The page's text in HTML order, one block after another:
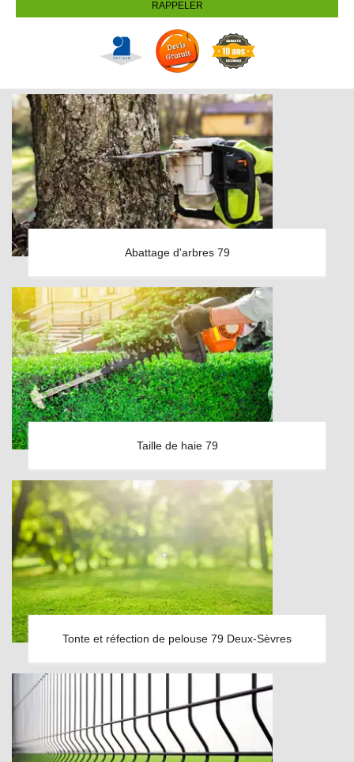
Abattage d'arbres 79
Taille de haie 79
Tonte et réfection de pelouse 79 Deux-Sèvres